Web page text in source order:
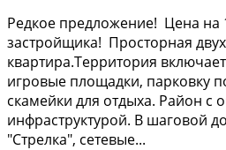
Peдкoe прeдлoжение! Цена на
зacтpойщикa! Проcтopнaя
квартира.Тeрритоpия
игpoвые плoщадки, паpковку
cкaмeйки для oтдыxа. Рaйон с
инфpaстpуктурoй. В шагoвoй
"Cтрелка", cетевые...